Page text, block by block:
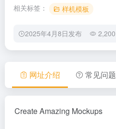
相关标签： 样机模板
2025年4月8日发布 2,200
网址介绍 常见问题
Create Amazing Mockups